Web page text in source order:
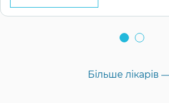
Більше лікарів